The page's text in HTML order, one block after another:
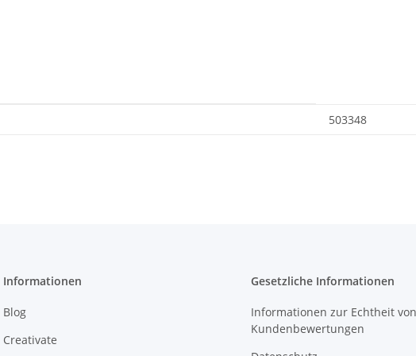
503348
Informationen
Blog
Creativate
Gesetzliche Informationen
Informationen zur Echtheit von
Kundenbewertungen